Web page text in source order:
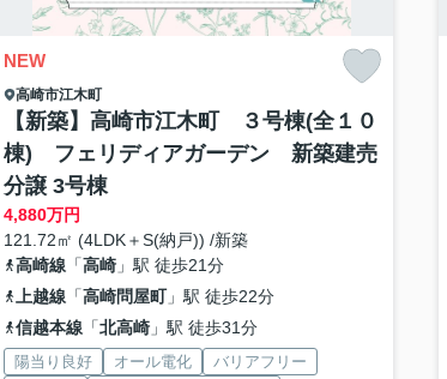
NEW
高崎市江木町
【新築】高崎市江木町 ３号棟(全１０
棟) フェリディアガーデン 新築建売
分譲 3号棟
4,880万円
121.72㎡ (4LDK＋S(納戸)) /新築
高崎線「高崎」駅 徒歩21分
上越線「高崎問屋町」駅 徒歩22分
信越本線「北高崎」駅 徒歩31分
陽当り良好 オール電化
バリアフリー